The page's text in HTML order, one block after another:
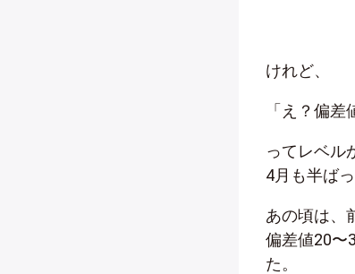
けれど、
「え？偏差
ってレベル
4月も半ば
あの頃は、
偏差値20〜
た。